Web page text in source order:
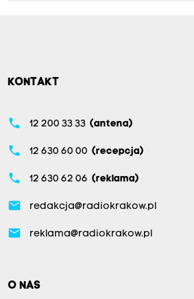
KONTAKT
phone 12 200 33 33 (antena)
phone 12 630 60 00 (recepcja)
phone 12 630 62 06 (reklama)
email redakcja@radiokrakow.pl
email reklama@radiokrakow.pl
O NAS